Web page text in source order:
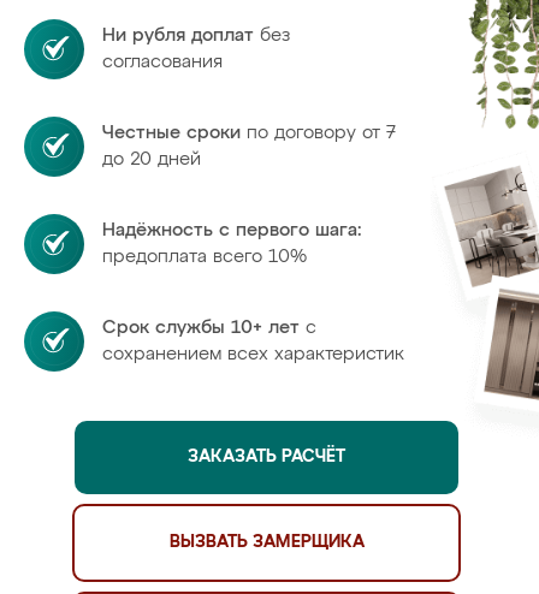
Ни рубля доплат без
согласования
Честные сроки по договору от 7
до 20 дней
Надёжность с первого шага:
предоплата всего 10%
Срок службы 10+ лет с
сохранением всех характеристик
ЗАКАЗАТЬ РАСЧЁТ
ВЫЗВАТЬ ЗАМЕРЩИКА